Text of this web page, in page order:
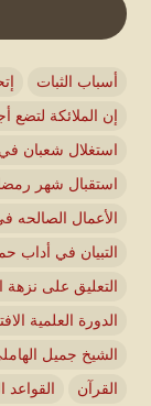
أسباب الثبات
إن الملائكة لتضع
استغلال شعبان
استقبال شهر
الأعمال الصالحه في
التبيان في أداب
التعليق على نزهة
الدورة العلمية
الشيخ جميل
القرآن